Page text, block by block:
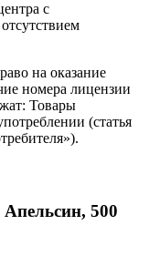
с
на оказание
номера лицензии
Товары
(статья
500